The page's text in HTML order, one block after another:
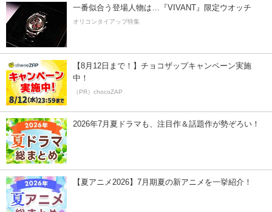
一番似合う登場人物は…『VIVANT』限定ウオッチ
オリコンタイアップ特集
【8月12日まで！】チョコザップキャンペーン実施
中！
（PR）chocoZAP
2026年7月夏ドラマも、注目作＆話題作が勢ぞろい！
【夏アニメ2026】7月期夏の新アニメを一挙紹介！